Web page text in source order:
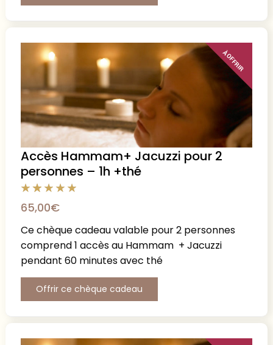
À OFFRIR
Accès Hammam+ Jacuzzi pour 2
personnes – 1h +thé
65,00€
Ce chèque cadeau valable pour 2 personnes
comprend 1 accès au Hammam + Jacuzzi
pendant 60 minutes avec thé
Offrir ce chèque cadeau